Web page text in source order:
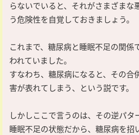
らないでいると、それがさまざまな
う危険性を自覚しておきましょう。
これまで、糖尿病と睡眠不足の関係
われていました。
すなわち、糖尿病になると、その合
害が表れてしまう、という説です。
しかしここで言うのは、その逆パタ
睡眠不足の状態だから、糖尿病を招